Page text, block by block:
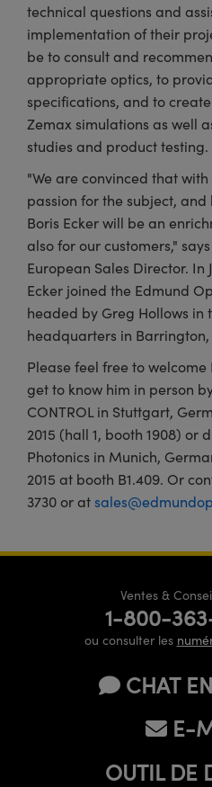
technical questions and
implementation of their
be to consult and
appropriate optics, to
specifications, and to
Zemax simulations as well
studies and product testing.
"We are convinced that
passion for the subject,
Boris Ecker will be an
also for our customers,"
European Sales Director. In
Ecker joined the Edmund
headed by Greg Hollows in
headquarters in Barrington,
Please feel free to welcome
get to know him in person
CONTROL in Stuttgart,
2015 (hall 1, booth 1908) or
Photonics in Munich,
2015 at booth B1.409. Or
3730 or at
Ventes &
1-800-
ou consulter les
CHAT
E-
OUTIL DE